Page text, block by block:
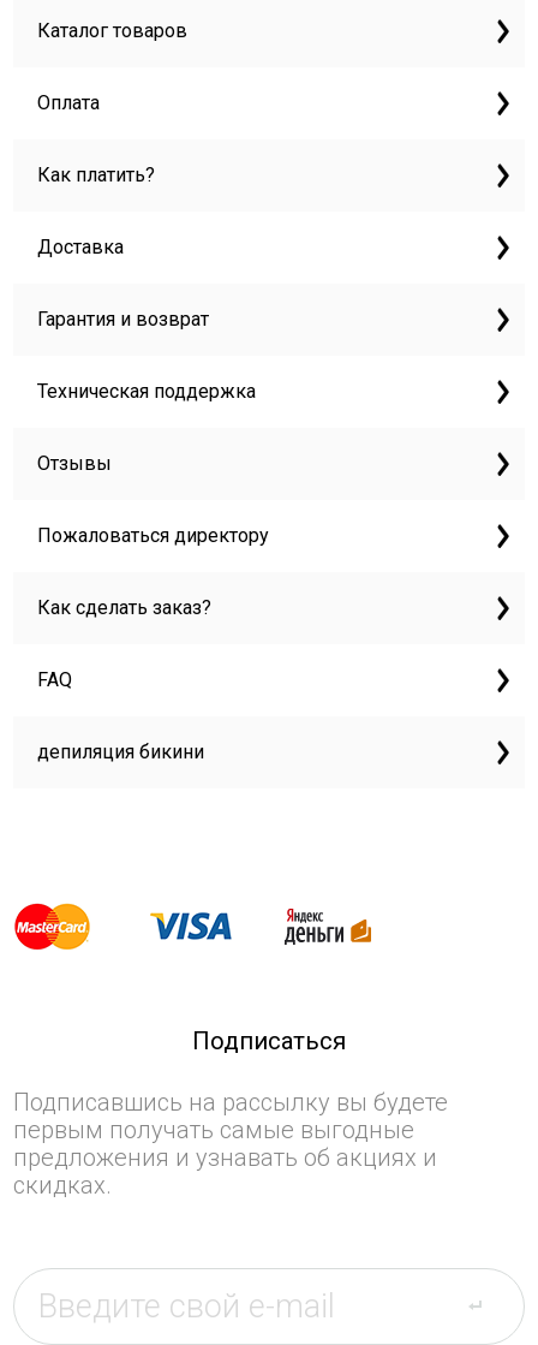
Каталог товаров
Оплата
Как платить?
Доставка
Гарантия и возврат
Техническая поддержка
Отзывы
Пожаловаться директору
Как сделать заказ?
FAQ
депиляция бикини
Подписаться
Подписавшись на рассылку вы будете
первым получать самые выгодные
предложения и узнавать об акциях и
скидках.